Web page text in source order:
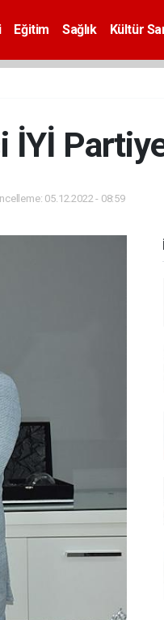
Eğitim Sağlık Kültür
Partiye
05.12.2022 - 08:59